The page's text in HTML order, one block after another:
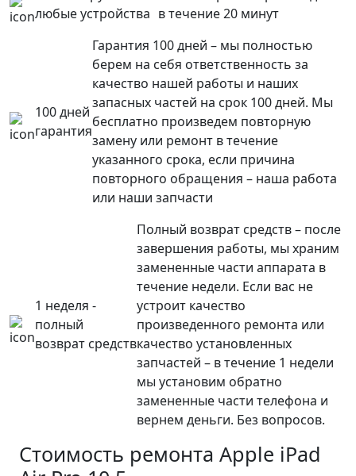
любые устройства в течение 20 минут
100 дней
гарантия
Гарантия 100 дней – мы полностью
берем на себя ответственность за
качество нашей работы и наших
запасных частей на срок 100 дней. Мы
бесплатно произведем повторную
замену или ремонт в течение
указанного срока, если причина
повторного обращения – наша работа
или наши запчасти
1 неделя -
полный
возврат средств
Полный возврат средств – после
завершения работы, мы храним
замененные части аппарата в
течение недели. Если вас не
устроит качество
произведенного ремонта или
качество установленных
запчастей – в течение 1 недели
мы установим обратно
замененные части телефона и
вернем деньги. Без вопросов.
Стоимость ремонта Apple iPad